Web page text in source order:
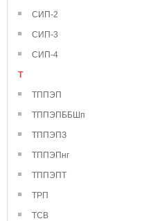
СИП-2
СИП-3
СИП-4
Т
ТППЭП
ТППЭПББШп
ТППЭПЗ
ТППЭПнг
ТППЭПТ
ТРП
ТСВ